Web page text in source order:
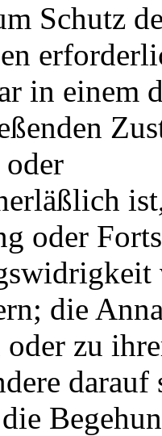
Schutz
in einem
oder
die
oder zu
darauf